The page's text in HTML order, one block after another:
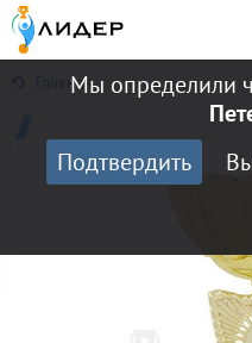
Мы определили
Подтвердить
Главная